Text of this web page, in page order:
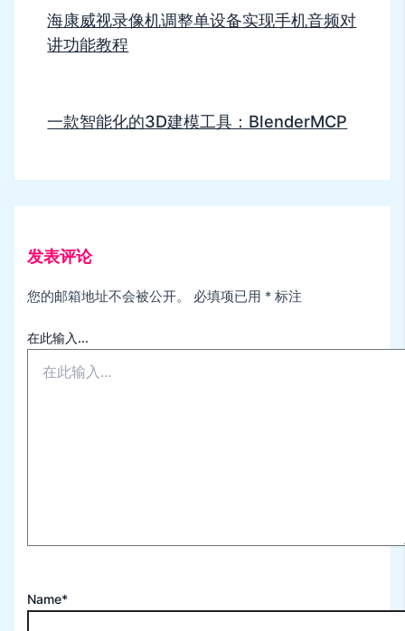
海康威视录像机调整单设备实现手机音频对
讲功能教程
一款智能化的3D建模工具：BlenderMCP
发表评论
您的邮箱地址不会被公开。 必填项已用 * 标注
在此输入...
Name*